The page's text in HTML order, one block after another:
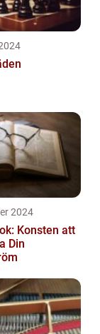
2024
Konsten att
Din